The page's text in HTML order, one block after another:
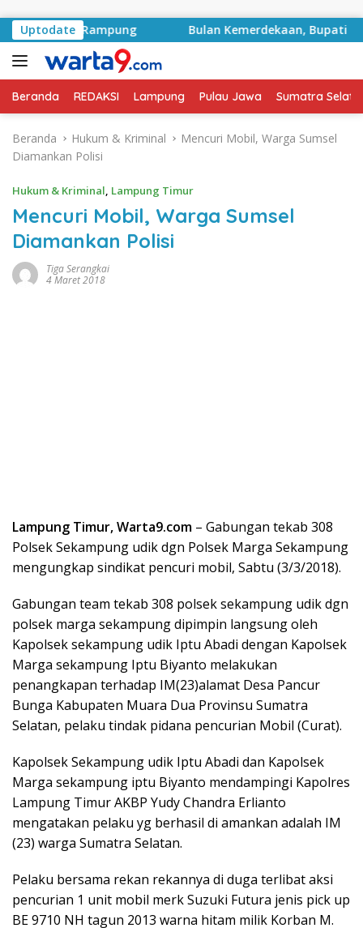
Uptodate
Sudah Rampung Bulan Kemerdekaan, Bupati
Beranda REDAKSI Lampung Pulau Jawa Sumatra
Beranda Hukum & Kriminal
Mencuri Mobil, Warga Sumsel
Diamankan Polisi
Hukum & Kriminal, Lampung Timur
Mencuri Mobil, Warga Sumsel
Diamankan Polisi
Tiga Serangkai
4 Maret 2018
Lampung Timur, Warta9.com – Gabungan tekab 308
Polsek Sekampung udik dgn Polsek Marga Sekampung
mengungkap sindikat pencuri mobil, Sabtu (3/3/2018).
Gabungan team tekab 308 polsek sekampung udik dgn
polsek marga sekampung dipimpin langsung oleh
Kapolsek sekampung udik Iptu Abadi dengan Kapolsek
Marga sekampung Iptu Biyanto melakukan
penangkapan terhadap IM(23)alamat Desa Pancur
Bunga Kabupaten Muara Dua Provinsu Sumatra
Selatan, pelaku tindak pidana pencurian Mobil (Curat).
Kapolsek Sekampung udik Iptu Abadi dan Kapolsek
Marga sekampung iptu Biyanto mendampingi Kapolres
Lampung Timur AKBP Yudy Chandra Erlianto
mengatakan pelaku yg berhasil di amankan adalah IM
(23) warga Sumatra Selatan.
Pelaku bersama rekan rekannya di duga terlibat aksi
pencurian 1 unit mobil merk Suzuki Futura jenis pick up
BE 9710 NH tagun 2013 warna hitam milik Korban M.